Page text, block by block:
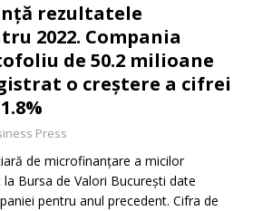
rezultatele
2022. Compania
de 50.2 milioane
o creștere a cifrei
Press
de microfinanțare a micilor
Bursa de Valori București date
pentru anul precedent. Cifra de